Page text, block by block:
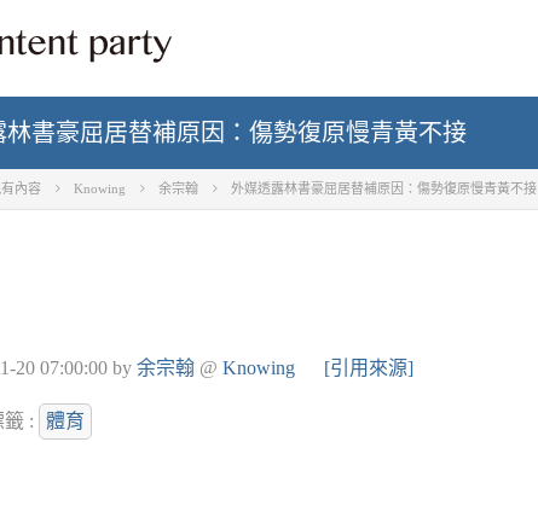
林書豪屈居替補原因：傷勢復原慢青黃不接
內容 Knowing 余宗翰 外媒透露林書豪屈居替補原因：傷勢復原慢青黃不接
20 07:00:00 by 余宗翰 @ Knowing [引用來源]
: 體育